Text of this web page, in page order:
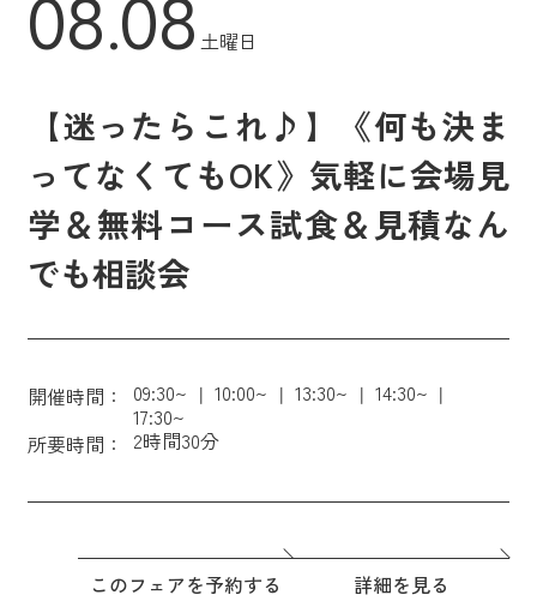
08.08 土曜日
【迷ったらこれ♪】《何も決ま
ってなくてもOK》気軽に会場見
学＆無料コース試食＆見積なん
でも相談会
開催時間： 09:30~ 10:00~ 13:30~
14:30~
17:30~
所要時間：
2時間30分
このフェアを予約する 詳細を見る